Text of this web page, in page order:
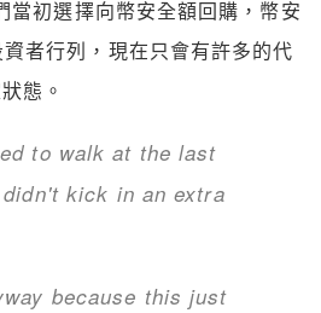
當初選擇向幣安全額回購，幣安
者行列，現在只會有許多的代
態。
to walk at the last
kick in an extra
because this just